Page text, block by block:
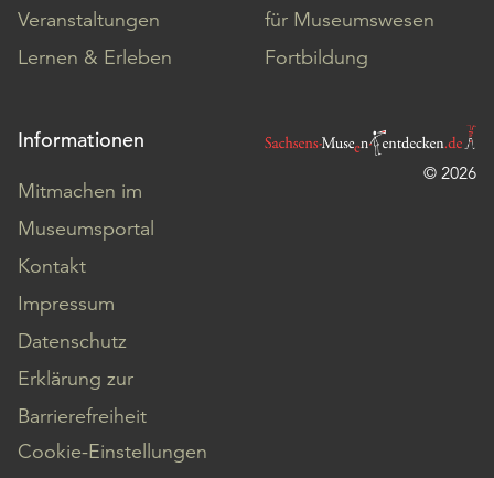
Veranstaltungen
Lernen & Erleben
für Museumswesen
Fortbildung
Informationen
Mitmachen im
Museumsportal
Kontakt
Impressum
Datenschutz
Erklärung zur
Barrierefreiheit
Cookie-Einstellungen
© 2026